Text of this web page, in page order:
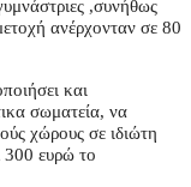
,συνήθως
ανέρχονταν σε 80
και
σωματεία, να
χώρους σε ιδιώτη
ευρώ το